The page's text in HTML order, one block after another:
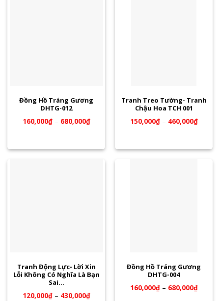
Đồng Hồ Tráng Gương
DHTG-012
160,000₫– 680,000₫
Tranh Treo Tường- Tranh
Chậu Hoa TCH 001
150,000₫– 460,000₫
Tranh Động Lực- Lời Xin
Lỗi Không Có Nghĩa Là Bạn
Sai…
120,000₫– 430,000₫
Đồng Hồ Tráng Gương
DHTG-004
160,000₫– 680,000₫